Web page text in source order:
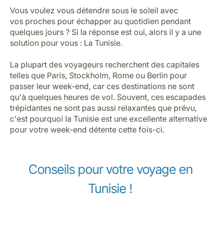
Vous voulez vous détendre sous le soleil avec
vos proches pour échapper au quotidien pendant
quelques jours ? Si la réponse est oui, alors il y a une
solution pour vous : La Tunisie.
La plupart des voyageurs recherchent des capitales
telles que Paris, Stockholm, Rome ou Berlin pour
passer leur week-end, car ces destinations ne sont
qu'à quelques heures de vol. Souvent, ces escapades
trépidantes ne sont pas aussi relaxantes que prévu,
c'est pourquoi la Tunisie est une excellente alternative
pour votre week-end détente cette fois-ci.
Conseils pour votre voyage en
Tunisie !